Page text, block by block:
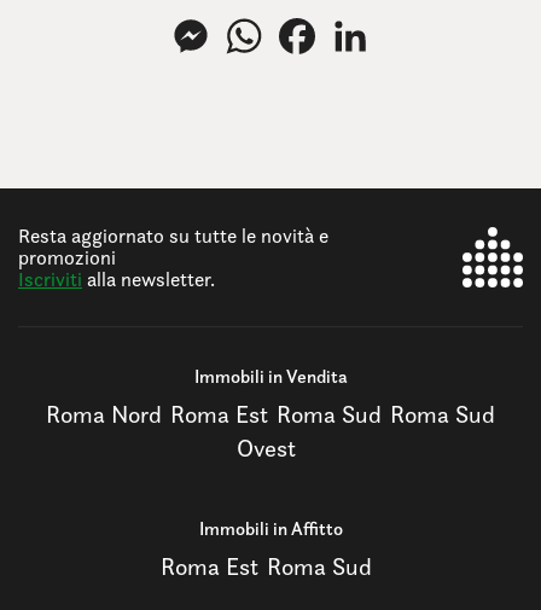
MessengerWhatsAppFacebook
Resta aggiornato su tutte le novità e
promozioni
Iscriviti alla newsletter.
Immobili in Vendita
Roma Nord Roma Est Roma Sud Roma Sud
Ovest
Immobili in Affitto
Roma Est Roma Sud